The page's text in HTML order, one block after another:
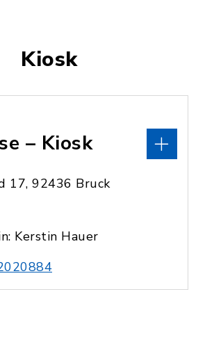
Kiosk
– Kiosk
17, 92436 Bruck
Kerstin Hauer